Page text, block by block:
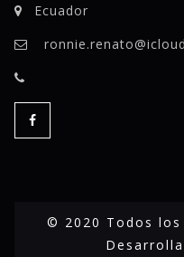
Ecuador
© 2020 Todos